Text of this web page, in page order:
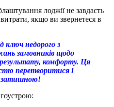
лоджії не завдасть
якщо ви звернетеся в
ключ недорого з
замовників щодо
комфорту. Ця
перетворитися і
затишною!